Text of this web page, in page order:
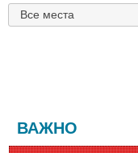
Все места
ВАЖНО